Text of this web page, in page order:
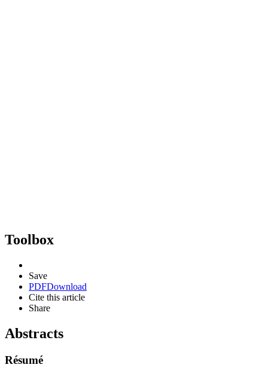
Toolbox
Save
PDFDownload
Cite this article
Share
Abstracts
Résumé